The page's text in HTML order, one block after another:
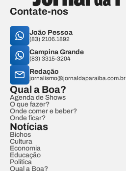
Contate-nos
João Pessoa
(83) 2106.1892
Campina Grande
(83) 3315-3204
Redação
jornalismo@jornaldaparaiba.com.br
Qual a Boa?
Agenda de Shows
O que fazer?
Onde comer e beber?
Onde ficar?
Notícias
Bichos
Cultura
Economia
Educação
Política
Qual a Boa?